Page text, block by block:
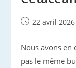
Publication
22 avril 2026
Nous avons
pas le même